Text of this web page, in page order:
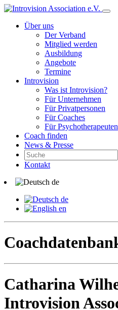
Über uns
Der Verband
Mitglied werden
Ausbildung
Angebote
Termine
Introvision
Was ist Introvision?
Für Unternehmen
Für Privatpersonen
Für Coaches
Für Psychotherapeuten
Coach finden
News & Presse
Kontakt
de
de
en
Catharina
Introvision